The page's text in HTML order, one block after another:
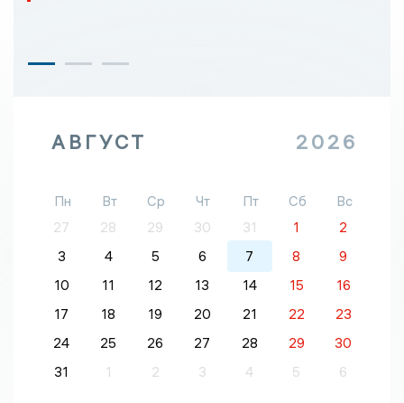
АВГУСТ 2026
Пн Вт Ср Чт Пт Сб
Вс
27
28 29 30 31 1
2
3
4 5 6 7 8
9
10
11 12 13 14 15
16
17
18 19 20 21 22
23
24
25 26 27 28 29
30
31
1 2 3 4 5 6